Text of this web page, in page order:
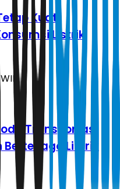
Kuat,
Listrik
Transportasi
Bertenaga Listrik